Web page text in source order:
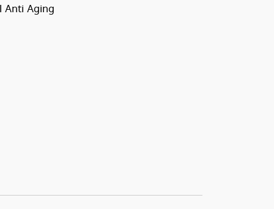
Anti Aging